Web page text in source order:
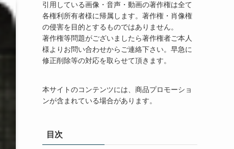
引用している画像・音声・動画の著作権は全て
各権利所有者様に帰属します。著作権・肖像権
の侵害を目的とするものではありません。
著作権等問題がございましたら著作権者ご本人
様よりお問い合わせからご連絡下さい。早急に
修正削除等の対応を取らせて頂きます。
本サイトのコンテンツには、商品プロモーショ
ンが含まれている場合があります。
目次